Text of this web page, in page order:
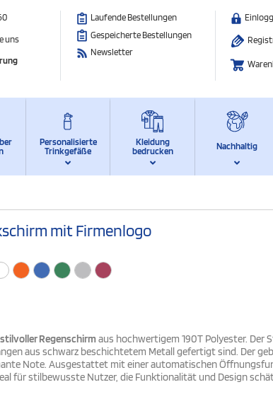
uns
Laufende Bestellungen
Gespeicherte Bestellungen
Newsletter
Personalisierte
Trinkgefäße
Kleidung
bedrucken
Nachhaltig
mit Firmenlogo
Regenschirm aus hochwertigem 190T Polyester. Der
aus schwarz beschichtetem Metall gefertigt sind. Der
Note. Ausgestattet mit einer automatischen
für stilbewusste Nutzer, die Funktionalität und Design